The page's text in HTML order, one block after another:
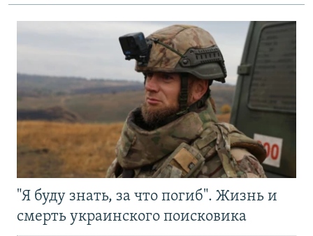
"Я буду знать, за что погиб". Жизнь и
смерть украинского поисковика